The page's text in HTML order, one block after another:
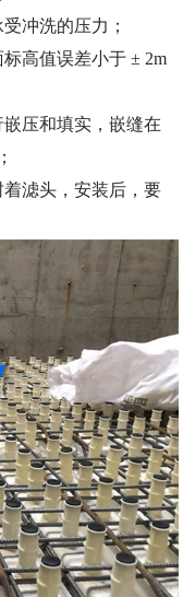
冲洗的压力；
高值误差小于 ± 2m
压和填实，嵌缝在
滤头，安装后，要